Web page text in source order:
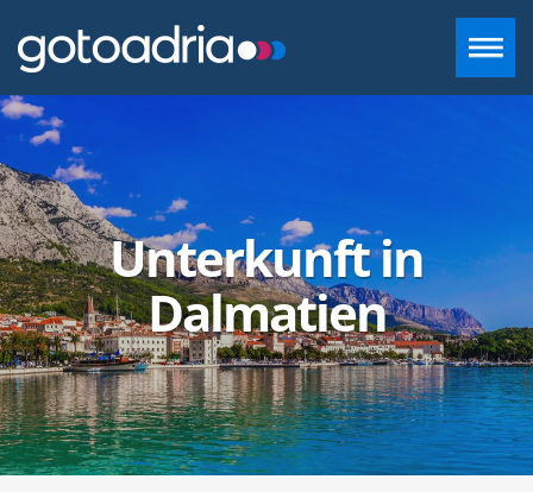
UNTERKUNFT IN DALMATIEN
REISEZIELE
CONTACT
+385 97 720 2882
INFO@GOTOADRIA.COM
DE
Unterkunft in
Dalmatien